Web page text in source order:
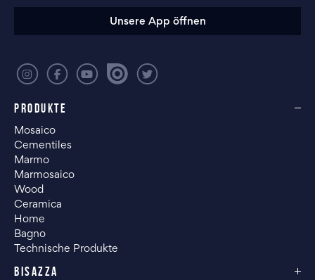
PRODUKTE
Mosaico
Cementiles
Marmo
Marmosaico
Wood
Ceramica
Home
Bagno
Technische Produkte
BISAZZA
Unsere App öffnen